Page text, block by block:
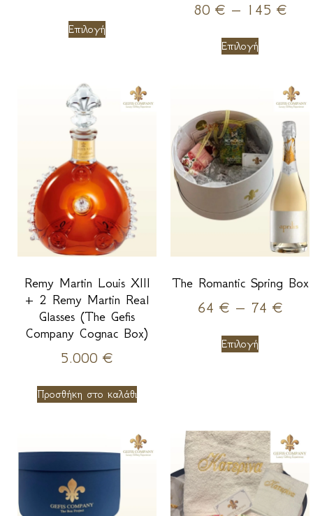
Επιλογή
80 € – 145 €
Επιλογή
Remy Martin Louis XIII
+ 2 Remy Martin Real
Glasses (The Gefis
Company Cognac Box)
5.000 €
Προσθήκη στο καλάθι
The Romantic Spring Box
64 € – 74 €
Επιλογή